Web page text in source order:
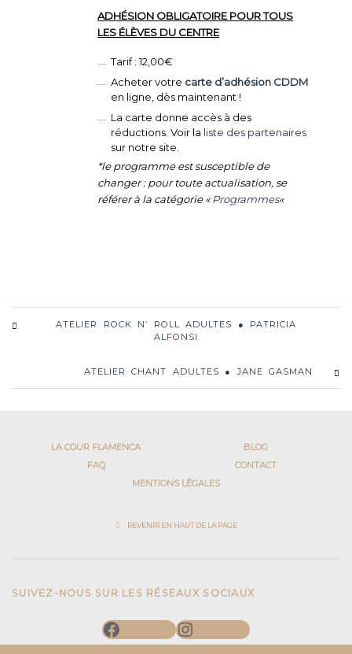
ADHÉSION OBLIGATOIRE POUR TOUS
LES ÉLÈVES DU CENTRE
Tarif : 12,00€
Acheter votre carte d’adhésion CDDM
en ligne, dès maintenant !
La carte donne accès à des
réductions. Voir la liste des partenaires
sur notre site.
*le programme est susceptible de
changer : pour toute actualisation, se
référer à la catégorie «Programmes«
ATELIER ROCK N’ ROLL ADULTES ● PATRICIA
ALFONSI
ATELIER CHANT ADULTES ● JANE GASMAN
LA COUR FLAMENCA
BLOG
FAQ
CONTACT
MENTIONS LÉGALES
REVENIR EN HAUT DE LA PAGE
SUIVEZ-NOUS SUR LES RÉSEAUX SOCIAUX
FacebookInstagram
Centre de danse du marais